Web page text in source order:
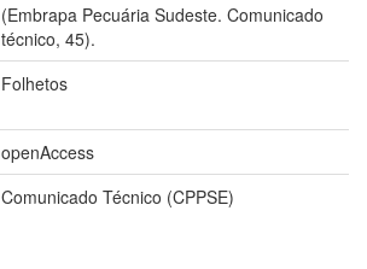
(Embrapa Pecuária Sudeste. Comunicado
técnico, 45).
Folhetos
openAccess
Comunicado Técnico (CPPSE)